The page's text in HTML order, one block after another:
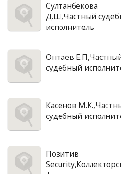
Султанбекова
Д.Ш,Частный
исполнитель
Онтаев
судебный
Касенов
судебный
Позитив